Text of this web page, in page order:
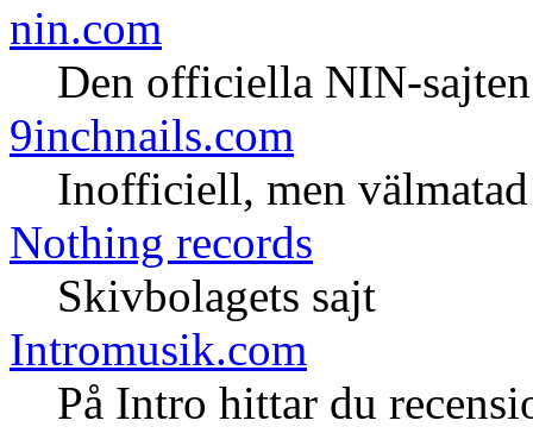
nin.com
Den officiella NIN-
9inchnails.com
Inofficiell, men
Nothing records
Skivbolagets sajt
Intromusik.com
På Intro hittar du